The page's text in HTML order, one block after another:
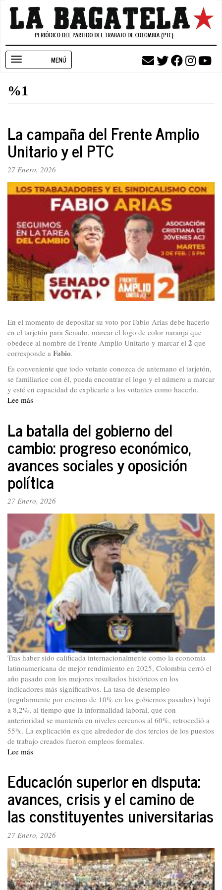
Pasar
contenido
navigation
%1
La campaña del Frente Amplio
Unitario y el PTC
27 Enero, 2026
En el momento de depositar su voto por Fabio Arias debe hacerlo
en el tarjetón para Senado, marcar el logo de color naranja que
obedece al nombre de Frente Amplio Unitario y marcar el 2 que
corresponde a Fabio.
Es conveniente que todo votante conozca de antemano el tarjetón,
se familiarice con él, pueda encontrar el logo y el número a marcar
y esté en capacidad de explicarle a los votantes como hacerlo.
Lee más
del
Frente
Amplio
Unitario
y
el
La batalla del gobierno del
cambio: progreso económico,
avances sociales y oposición
política
27 Enero, 2026
Tras haber sido calificada internacionalmente como la economía
latinoamericana de mejor rendimiento en 2025, Colombia cerró el
año pasado con los mejores resultados históricos en los
indicadores más significativos. La tasa de desempleo
(regularmente por encima de 10% en los gobiernos pasados) bajó
a 8,2%, al tiempo que la informalidad laboral, que con
anterioridad se mantenía en niveles cercanos al 60%, retrocedió a
55%. La explicación es que alrededor de dos tercios de los puestos
de trabajo creados fueron empleos formales.
Lee más
del
del
cambio:
progreso
económico,
sociales
y
oposición
política
Educación superior en disputa:
avances, crisis y el camino de
las constituyentes universitarias
27 Enero, 2026